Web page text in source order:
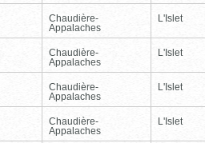
Chaudière-
Appalaches
L'Islet
Chaudière-
Appalaches
L'Islet
Chaudière-
Appalaches
L'Islet
Chaudière-
Appalaches
L'Islet